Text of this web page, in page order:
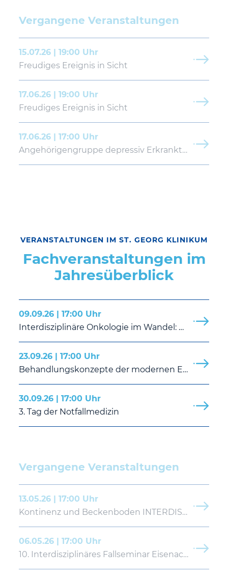
Vergangene Veranstaltungen
15.07.26 | 19:00 Uhr
Freudiges Ereignis in Sicht
17.06.26 | 19:00 Uhr
Freudiges Ereignis in Sicht
17.06.26 | 17:00 Uhr
Angehörigengruppe depressiv Erkrankter
VERANSTALTUNGEN IM ST. GEORG KLINIKUM
Fachveranstaltungen im
Jahresüberblick
09.09.26 | 17:00 Uhr
Interdisziplinäre Onkologie im Wandel: Von der Operation über die molekulare Diagnostik bis hin zur Präzisionstumortherapie
23.09.26 | 17:00 Uhr
Behandlungskonzepte der modernen Endoprothetik „Das Kniegelenk“
30.09.26 | 17:00 Uhr
3. Tag der Notfallmedizin
Vergangene Veranstaltungen
13.05.26 | 17:00 Uhr
Kontinenz und Beckenboden INTERDISZIPLINÄR
06.05.26 | 17:00 Uhr
10. Interdisziplinäres Fallseminar Eisenach | Kassel